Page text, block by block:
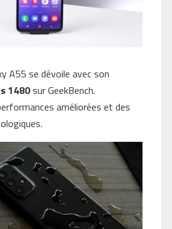
A55 se dévoile avec son
1480sur GeekBench.
améliorées et des